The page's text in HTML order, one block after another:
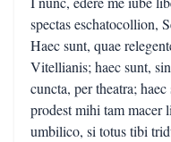
spectas eschatocollion,
Haec sunt, quae
Vitellianis; haec sunt,
cuncta, per theatra;
prodest mihi tam macer
umbilico, si totus tibi